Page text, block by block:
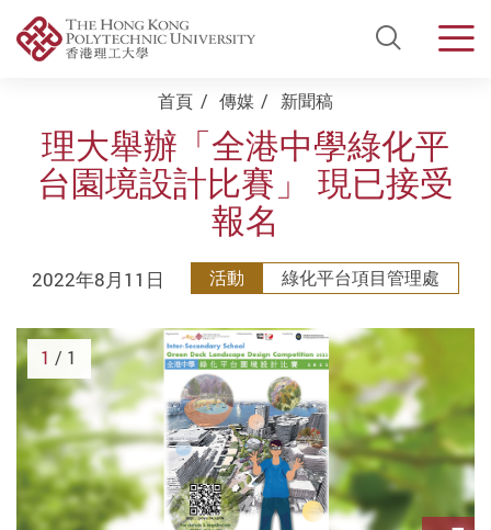
Open
Start main content首頁 傳媒 新聞稿
理大舉辦「全港中學綠化平
台園境設計比賽」 現已接受
報名
2022年8月11日 活動 綠化平台項目管理處
1 / 1